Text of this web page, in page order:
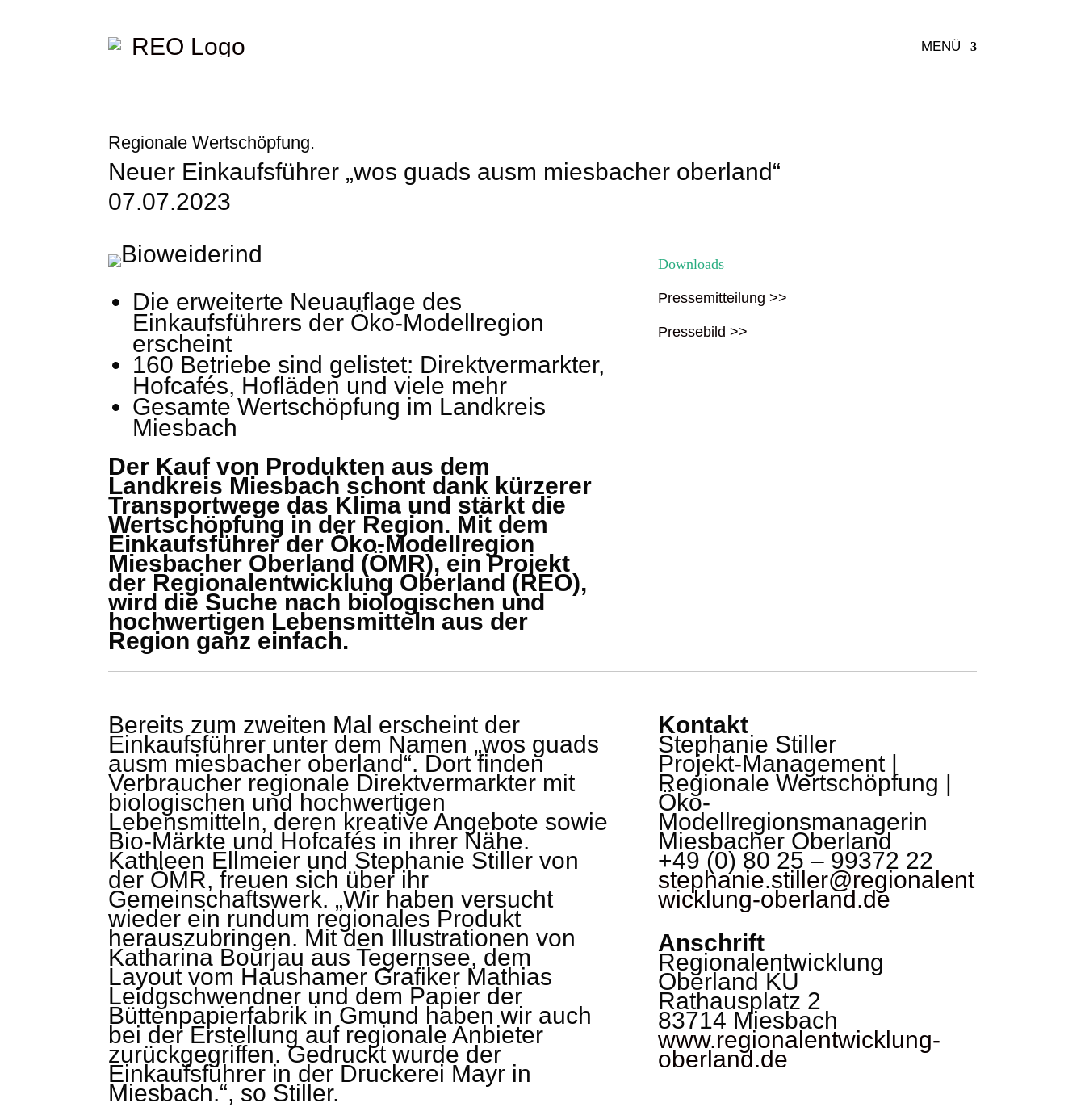
MENÜ
Regionale Wertschöpfung.
Neuer Einkaufsführer „wos guads ausm miesbacher oberland“
07.07.2023
Die erweiterte Neuauflage des
Einkaufsführers der Öko-Modellregion
erscheint
160 Betriebe sind gelistet: Direktvermarkter,
Hofcafés, Hofläden und viele mehr
Gesamte Wertschöpfung im Landkreis
Miesbach
Der Kauf von Produkten aus dem
Landkreis Miesbach schont dank kürzerer
Transportwege das Klima und stärkt die
Wertschöpfung in der Region. Mit dem
Einkaufsführer der Öko-Modellregion
Miesbacher Oberland (ÖMR), ein Projekt
der Regionalentwicklung Oberland (REO),
wird die Suche nach biologischen und
hochwertigen Lebensmitteln aus der
Region ganz einfach.
Downloads
Pressemitteilung >>
Pressebild >>
Bereits zum zweiten Mal erscheint der
Einkaufsführer unter dem Namen „wos guads
ausm miesbacher oberland“. Dort finden
Verbraucher regionale Direktvermarkter mit
biologischen und hochwertigen
Lebensmitteln, deren kreative Angebote sowie
Bio-Märkte und Hofcafés in ihrer Nähe.
Kathleen Ellmeier und Stephanie Stiller von
der ÖMR, freuen sich über ihr
Gemeinschaftswerk. „Wir haben versucht
wieder ein rundum regionales Produkt
herauszubringen. Mit den Illustrationen von
Katharina Bourjau aus Tegernsee, dem
Layout vom Haushamer Grafiker Mathias
Leidgschwendner und dem Papier der
Büttenpapierfabrik in Gmund haben wir auch
bei der Erstellung auf regionale Anbieter
zurückgegriffen. Gedruckt wurde der
Einkaufsführer in der Druckerei Mayr in
Miesbach.“, so Stiller.
Kontakt
Stephanie Stiller
Projekt-Management |
Regionale Wertschöpfung |
Öko-
Modellregionsmanagerin
Miesbacher Oberland
+49 (0) 80 25 – 99372 22
stephanie.stiller@regionalent
wicklung-oberland.de
Anschrift
Regionalentwicklung
Oberland KU
Rathausplatz 2
83714 Miesbach
www.regionalentwicklung-
oberland.de